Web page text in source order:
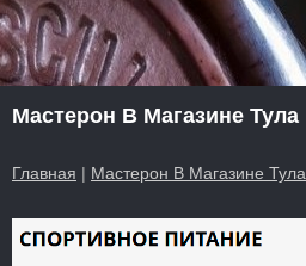
Мастерон В Магазине Тула
Главная | Мастерон В Магазине Тула